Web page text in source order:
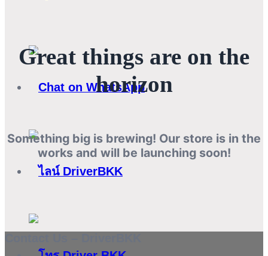
Great things are on the
horizon
Something big is brewing! Our store is in the
works and will be launching soon!